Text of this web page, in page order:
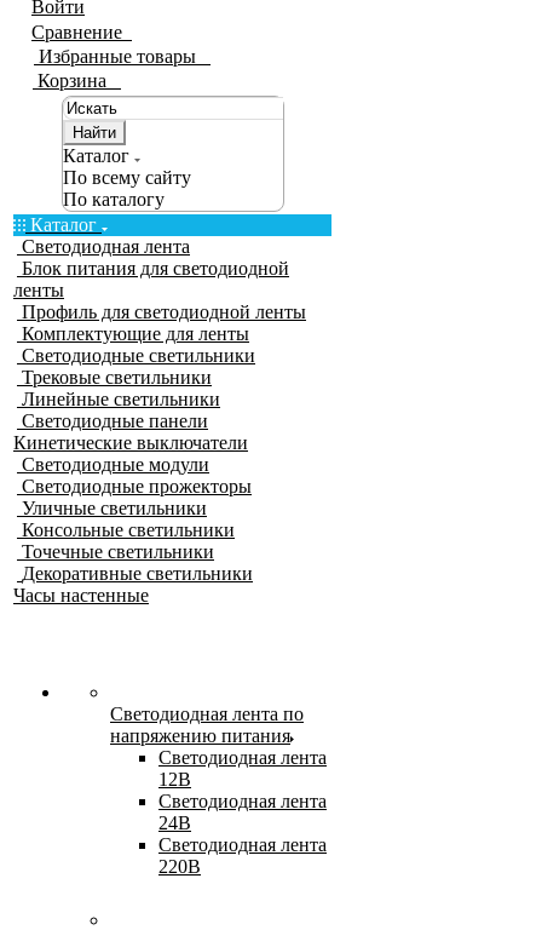
Войти
Сравнение
Избранные товары
Корзина
Найти
Каталог
По всему сайту
По каталогу
Каталог
Светодиодная лента
Блок питания для светодиодной
ленты
Профиль для светодиодной ленты
Комплектующие для ленты
Светодиодные светильники
Трековые светильники
Линейные светильники
Светодиодные панели
Кинетические выключатели
Светодиодные модули
Светодиодные прожекторы
Уличные светильники
Консольные светильники
Точечные светильники
Декоративные светильники
Часы настенные
Светодиодная лента по
напряжению питания
Светодиодная лента
12В
Светодиодная лента
24В
Светодиодная лента
220В